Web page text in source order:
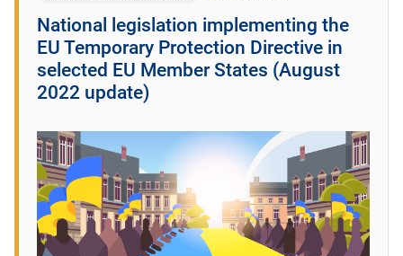
National legislation implementing the
EU Temporary Protection Directive in
selected EU Member States (August
2022 update)